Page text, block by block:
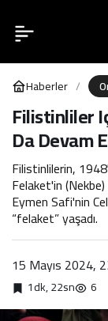
Haberler
Filistinliler
Da Devam
Filistinlilerin,
Felaket'in (Nekbe)
Eymen Safi'nin
“felaket” yaşadı.
15 Mayıs 2024,
1dk, 22sn 6
Filistinliler Için
Felaket, 76.
Devam Ediyor